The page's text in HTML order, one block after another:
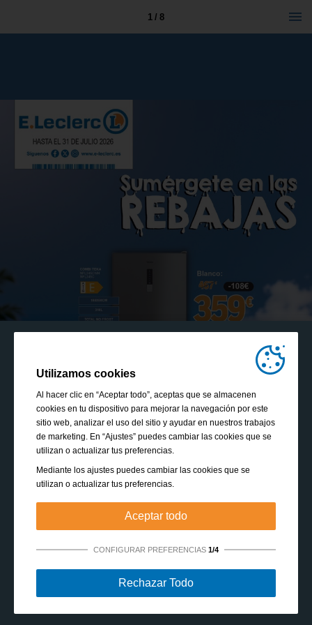
1 / 8
VOLVER A WWW-E-LECLERC.ES
Utilizamos cookies
Al hacer clic en “Aceptar todo”, aceptas que se almacenen
cookies en tu dispositivo para mejorar la navegación por este
sitio web, analizar el uso del sitio y ayudar en nuestros trabajos
de marketing. En “Ajustes” puedes cambiar las cookies que se
utilizan o actualizar tus preferencias.
Mediante los ajustes puedes cambiar las cookies que se
utilizan o actualizar tus preferencias.
Aceptar todo
CONFIGURAR PREFERENCIAS 1/4
Estrictamente necesarias:
Estas cookies son esenciales
Rechazar Todo